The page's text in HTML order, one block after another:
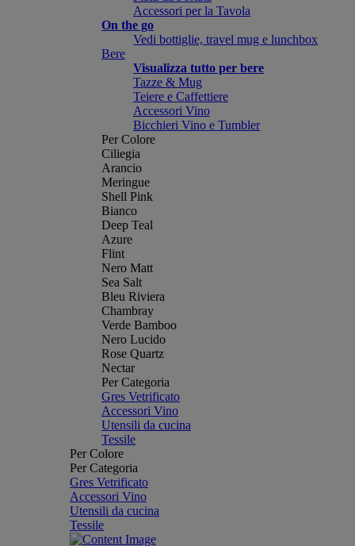
Accessori per la Tavola
On the go
Vedi bottiglie, travel mug e lunchbox
Bere
Visualizza tutto per bere
Tazze & Mug
Teiere e Caffettiere
Accessori Vino
Bicchieri Vino e Tumbler
Per Colore
Ciliegia
Arancio
Meringue
Shell Pink
Bianco
Deep Teal
Azure
Flint
Nero Matt
Sea Salt
Bleu Riviera
Chambray
Verde Bamboo
Nero Lucido
Rose Quartz
Nectar
Per Categoria
Gres Vetrificato
Accessori Vino
Utensili da cucina
Tessile
Per Colore
Per Categoria
Gres Vetrificato
Accessori Vino
Utensili da cucina
Tessile